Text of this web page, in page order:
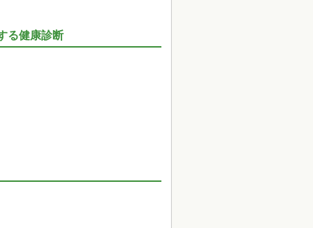
る健康診断